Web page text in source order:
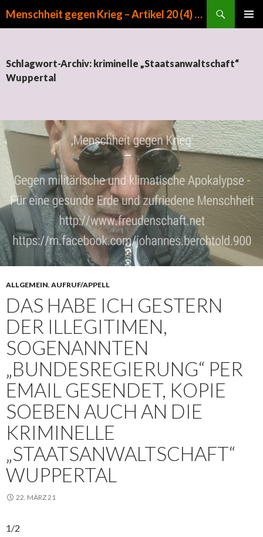
Menschheit gegen Krieg – Artikel 20 (4) GG
Schlagwort-Archiv: kriminelle „Staatsanwaltschaft“
Wuppertal
ALLGEMEIN, AUFRUF/APPELL
DAS HABE ICH GESTERN
DER ILLEGITIMEN,
SOGENANNTEN
„BUNDESREGIERUNG“ PER
EMAIL GESENDET, KOPIE
SOEBEN AUCH AN DIE
KRIMINELLE
„STAATSANWALTSCHAFT“
WUPPERTAL
22. MÄRZ 21
1/2